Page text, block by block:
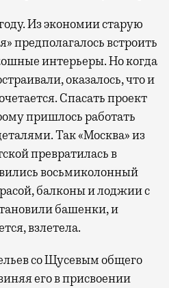
Из экономии старую
предполагалось встроить
интерьеры. Но когда
оказалось, что и
Спасать проект
пришлось работать
Так «Москва» из
превратилась в
восьмиколонный
балконы и лоджии с
башенки, и
взлетела.
со Щусевым общего
его в присвоении